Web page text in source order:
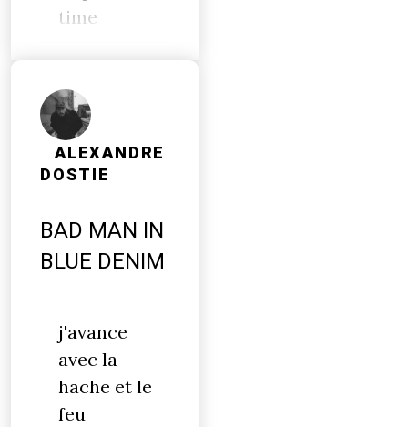
time
ALEXANDRE
DOSTIE
BAD MAN IN
BLUE DENIM
j'avance
avec la
hache et le
feu